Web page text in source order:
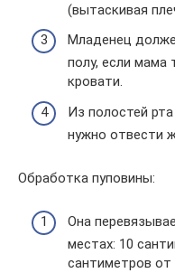
(вытаскивая
Младенец
полу, если мама
кровати.
Из полостей
нужно отвести
Обработка пуповины:
Она
местах: 10
сантиметров от